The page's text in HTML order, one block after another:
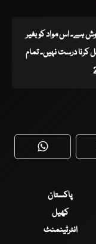
ہے۔ اس مواد کو بغیر
درست نہیں۔ تمام
WhatsApp
پاکستان
کھیل
انٹرٹینمنٹ